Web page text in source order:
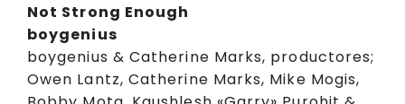
Not Strong Enough
boygenius
boygenius & Catherine Marks, productores;
Owen Lantz, Catherine Marks, Mike Mogis,